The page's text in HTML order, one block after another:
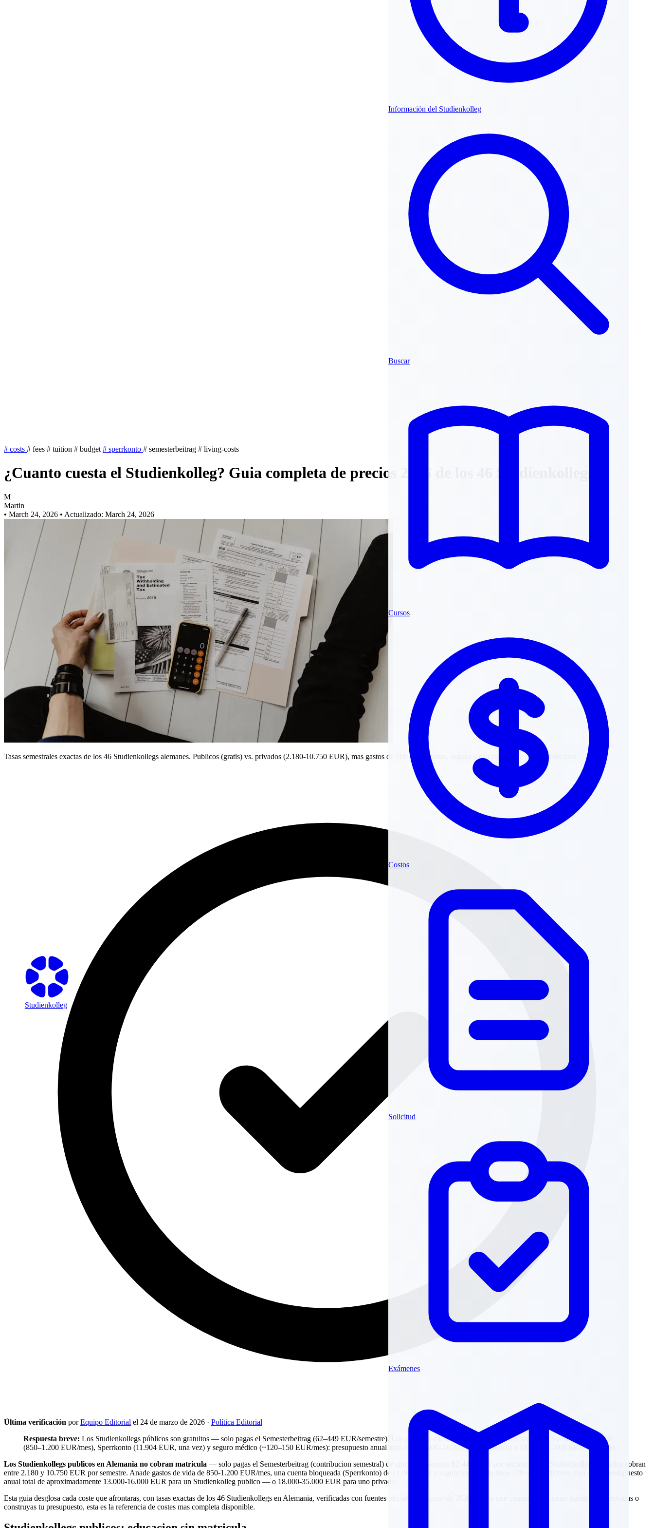
Studienkolleg
Información del Studienkolleg
Buscar
Cursos
Costos
Solicitud
Exámenes
# costs # fees # tuition # budget # sperrkonto # semesterbeitrag # living-costs
¿Cuanto cuesta el Studienkolleg? Guia completa de precios 2026 de los 46 Studienkollegs
M
Martin
• March 24, 2026 • Actualizado: March 24, 2026
Tasas semestrales exactas de los 46 Studienkollegs alemanes. Publicos (gratis) vs. privados (2.180-10.750 EUR), mas gastos de vida, Sperrkonto, seguro y calculadora de presupuesto total.
Última verificación porEquipo Editorial el 24 de marzo de 2026 · Política Editorial
Respuesta breve: Los Studienkollegs públicos son gratuitos — solo pagas el Semesterbeitrag (62–449 EUR/semestre). Los privados cuestan 2.180–10.750 EUR/semestre. Suma gastos de vida
(850–1.200 EUR/mes), Sperrkonto (11.904 EUR, una vez) y seguro médico (~120–150 EUR/mes): presupuesto anual total de ~13.000–16.000 EUR (público) o 18.000–35.000 EUR (privado).
Los Studienkollegs publicos en Alemania no cobran matricula — solo pagas el Semesterbeitrag (contribucion semestral) de aproximadamente 62-449 EUR por semestre. Los Studienkollegs privados cobran
entre 2.180 y 10.750 EUR por semestre. Anade gastos de vida de 850-1.200 EUR/mes, una cuenta bloqueada (Sperrkonto) de 11.904 EUR y seguro medico de unos 120-150 EUR/mes. Eso da un presupuesto
anual total de aproximadamente 13.000-16.000 EUR para un Studienkolleg publico — o 18.000-35.000 EUR para uno privado.
Esta guia desglosa cada coste que afrontaras, con tasas exactas de los 46 Studienkollegs en Alemania, verificadas con fuentes oficiales en marzo de 2026. Ya sea que compares opciones publicas vs. privadas o
construyas tu presupuesto, esta es la referencia de costes mas completa disponible.